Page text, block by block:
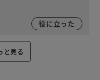
役に立った
と見る